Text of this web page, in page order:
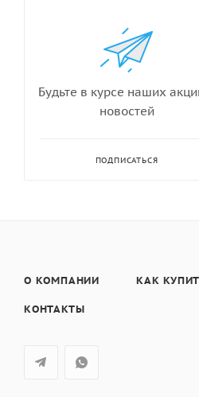
Будьте в курсе наших
новостей
ПОДПИСАТЬСЯ
О КОМПАНИИ КАК
КОНТАКТЫ